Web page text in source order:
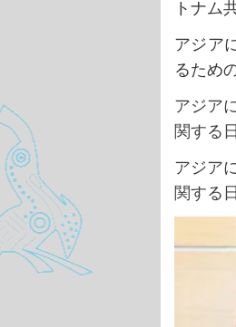
トナム
アジア
るため
アジア
関する
アジア
関する